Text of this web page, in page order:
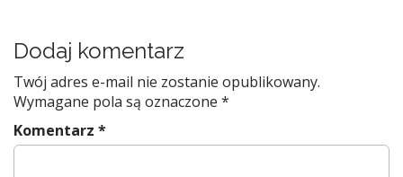
Dodaj komentarz
Twój adres e-mail nie zostanie opublikowany.
Wymagane pola są oznaczone *
Komentarz *